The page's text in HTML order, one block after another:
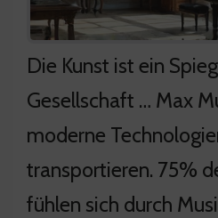
Die Kunst ist ein
Gesellschaft … Max
moderne
transportieren. 75%
fühlen sich durch